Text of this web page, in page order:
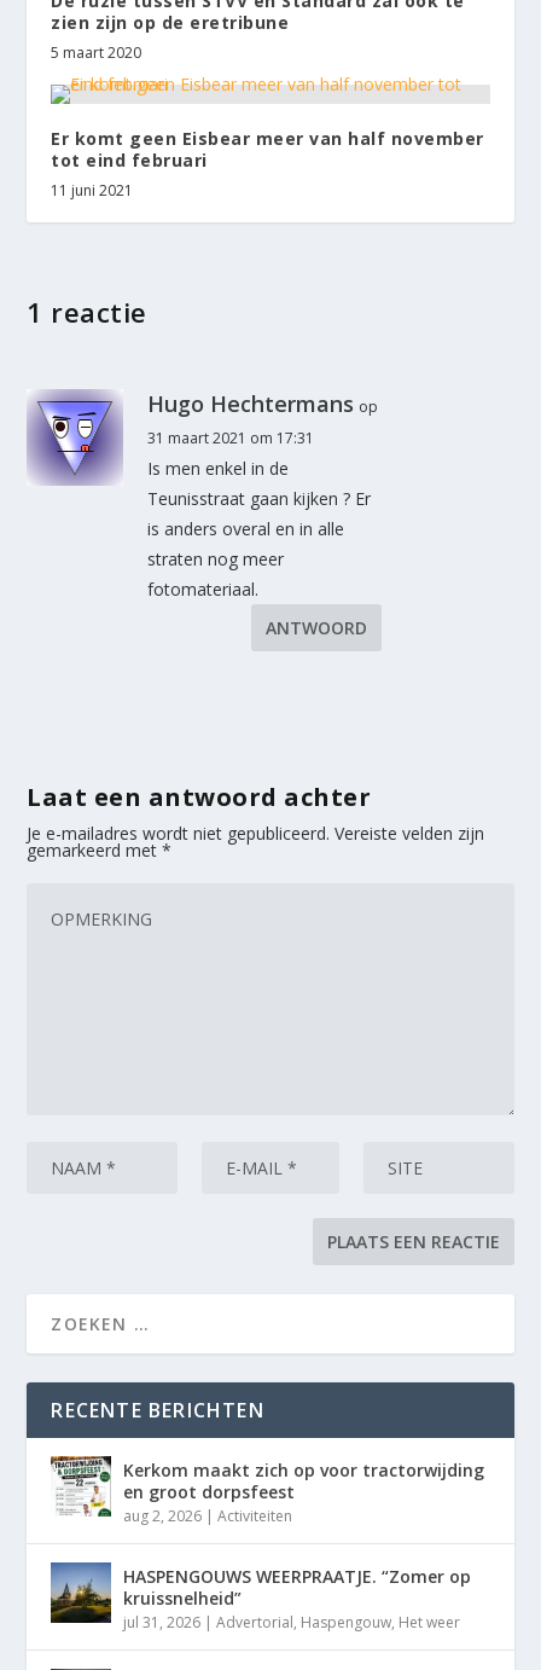
zien zijn op de eretribune
5 maart 2020
Er komt geen Eisbear meer van half november
tot eind februari
11 juni 2021
1 reactie
Hugo Hechtermans op
31 maart 2021 om 17:31
Is men enkel in de
Teunisstraat gaan kijken ? Er
is anders overal en in alle
straten nog meer
fotomateriaal.
ANTWOORD
Laat een antwoord achter
Je e-mailadres wordt niet gepubliceerd. Vereiste velden zijn
gemarkeerd met*
RECENTE BERICHTEN
Kerkom maakt zich op voor tractorwijding
en groot dorpsfeest
aug 2, 2026 |Activiteiten
HASPENGOUWS WEERPRAATJE. “Zomer op
kruissnelheid”
jul 31, 2026 |Advertorial, Haspengouw, Het weer